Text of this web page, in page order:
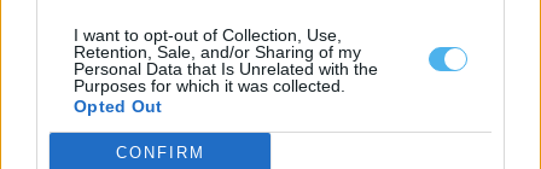
I want to opt-out of Collection, Use,
Retention, Sale, and/or Sharing of my
Personal Data that Is Unrelated with the
Purposes for which it was collected.
Opted Out
CONFIRM
Portalegre lidera vendas rápidas de casas no Alentejo
Portalegre foi o distrito do Alentejo com maior percentagem de
casas que saíram do...